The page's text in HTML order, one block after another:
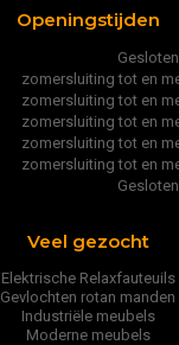
Openingstijden
Gesloten
zomersluiting tot en
zomersluiting tot en
zomersluiting tot en
zomersluiting tot en
zomersluiting tot en
Gesloten
Veel gezocht
Elektrische Relaxfauteuils
Gevlochten rotan manden
Industriële meubels
Moderne meubels